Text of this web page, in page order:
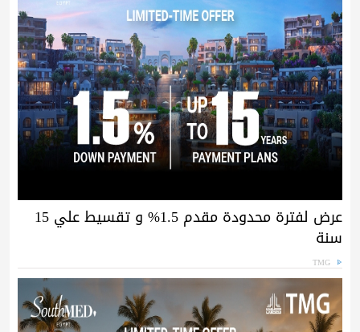
عرض لفترة محدودة مقدم 1.5% و تقسيط علي 15
سنة
TMG